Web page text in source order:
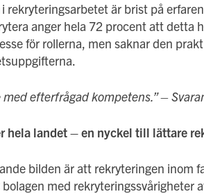
rekryteringsarbetet är brist på
anger hela 72 procent att detta
för rollerna, men saknar den
efterfrågad kompetens.”–
hela landet – en nyckel till lättare
bilden är att rekryteringen inom
med rekryteringssvårigheter